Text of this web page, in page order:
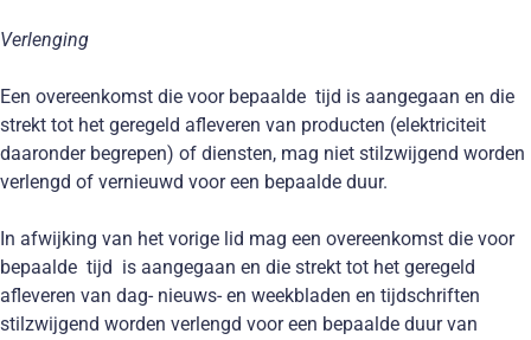
Verlenging
Een overeenkomst die voor bepaalde tijd is aangegaan en die
strekt tot het geregeld afleveren van producten (elektriciteit
daaronder begrepen) of diensten, mag niet stilzwijgend worden
verlengd of vernieuwd voor een bepaalde duur.
In afwijking van het vorige lid mag een overeenkomst die voor
bepaalde tijd is aangegaan en die strekt tot het geregeld
afleveren van dag- nieuws- en weekbladen en tijdschriften
stilzwijgend worden verlengd voor een bepaalde duur van